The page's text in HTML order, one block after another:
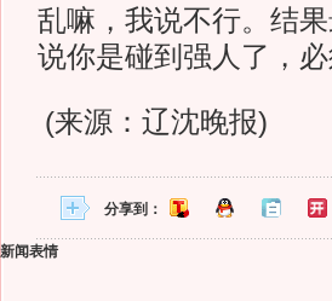
乱嘛，我说不行。结
说你是碰到强人了，
(来源：辽沈晚报)
分享到：
新闻表情